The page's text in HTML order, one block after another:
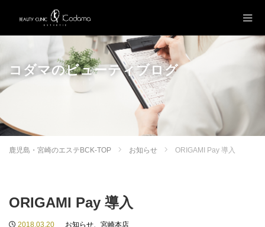
コダマのビューティブログ
鹿児島・宮崎のエステBCK-TOP お知らせ ORIGAMI Pay 導入
ORIGAMI Pay 導入
2018.03.20 お知らせ、 宮崎本店